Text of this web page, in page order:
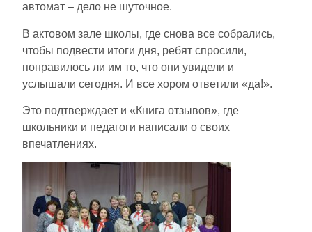
автомат – дело не шуточное.
В актовом зале школы, где снова все собрались,
чтобы подвести итоги дня, ребят спросили,
понравилось ли им то, что они увидели и
услышали сегодня. И все хором ответили «да!».
Это подтверждает и «Книга отзывов», где
школьники и педагоги написали о своих
впечатлениях.